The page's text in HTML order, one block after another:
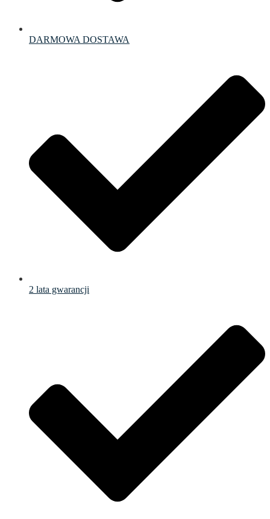
DARMOWA DOSTAWA
2 lata gwarancji